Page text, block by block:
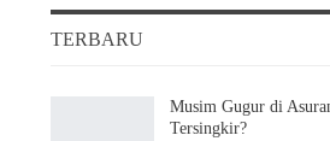
TERBARU
Musim Gugur di
Tersingkir?